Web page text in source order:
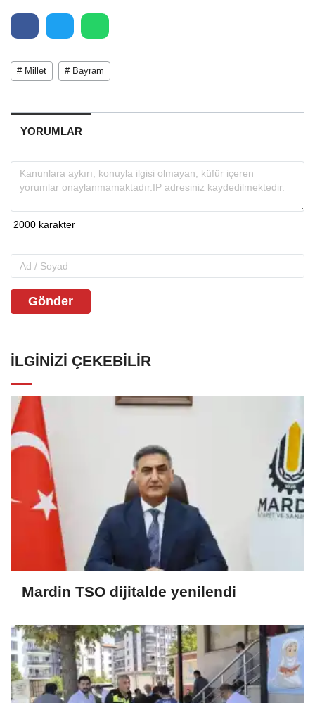
# Millet # Bayram
YORUMLAR
Gönder
İLGINIZI ÇEKEBILIR
Mardin TSO dijitalde yenilendi